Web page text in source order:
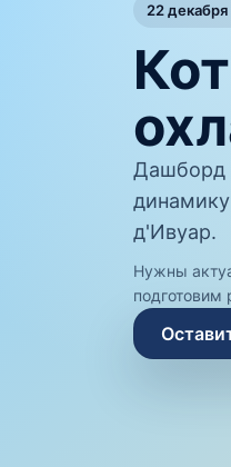
22 декабря
Дашборд
д'Ивуар.
Нужны
подготовим